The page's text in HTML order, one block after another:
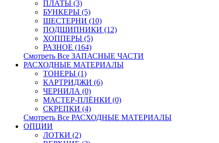
ПЛАТЫ (3)
БУНКЕРЫ (5)
ШЕСТЕРНИ (10)
ПОДШИПНИКИ (12)
ХОППЕРЫ (5)
РАЗНОЕ (164)
Смотреть Все ЗАПАСНЫЕ ЧАСТИ
РАСХОДНЫЕ МАТЕРИАЛЫ
ТОНЕРЫ (1)
КАРТРИДЖИ (6)
ЧЕРНИЛА (0)
МАСТЕР-ПЛЁНКИ (0)
СКРЕПКИ (4)
Смотреть Все РАСХОДНЫЕ МАТЕРИАЛЫ
ОПЦИИ
ЛОТКИ (2)